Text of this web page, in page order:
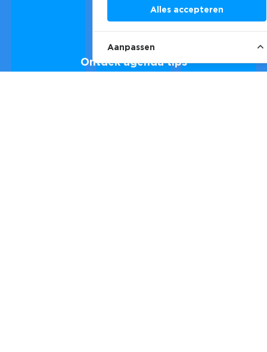
Alles accepteren
Aanpassen